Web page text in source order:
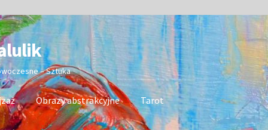
– Sztuka
Obrazy abstrakcyjne
Tarot